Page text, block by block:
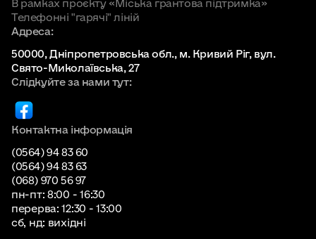
В рамках проєкту «Міська грантова підтримка»
Телефонні "гарячі" ліній
Адреса:
50000, Дніпропетровська обл., м. Кривий Ріг, вул.
Свято-Миколаївська, 27
Слідкуйте за нами тут:
Контактна інформація
(0564) 94 83 60
(0564) 94 83 63
(068) 970 56 97
пн-пт: 8:00 - 16:30
перерва: 12:30 - 13:00
сб, нд: вихідні